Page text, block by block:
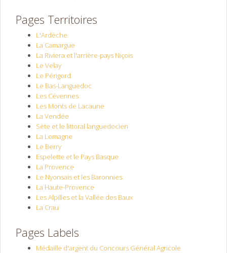
Pages Territoires
L'Ardèche
La Camargue
La Riviera et l'arrière-pays Niçois
Le Velay
Le Périgord
Le Bas-Languedoc
Les Cévennes
Les Monts de Lacaune
La Vendée
Sète et le littoral languedocien
La Lomagne
Le Berry
Espelette et le Pays Basque
La Provence
Le Nyonsais et les Baronnies
La Haute-Provence
Les Alpilles et la Vallée des Baux
La Crau
Pages Labels
Médaille d'argent du Concours Général Agricole